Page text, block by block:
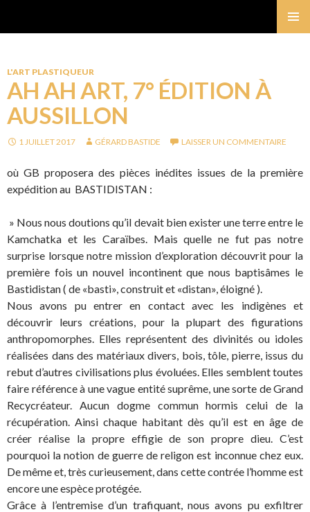
L'ART PLASTIQUEUR
AH AH ART, 7° ÉDITION À
AUSSILLON
1 JUILLET 2017 GÉRARD BASTIDE LAISSER UN COMMENTAIRE
où GB proposera des pièces inédites issues de la première
expédition au BASTIDISTAN :
» Nous nous doutions qu’il devait bien exister une terre entre le
Kamchatka et les Caraïbes. Mais quelle ne fut pas notre
surprise lorsque notre mission d’exploration découvrit pour la
première fois un nouvel incontinent que nous baptisâmes le
Bastidistan ( de «basti», construit et «distan», éloigné ).
Nous avons pu entrer en contact avec les indigènes et
découvrir leurs créations, pour la plupart des figurations
anthropomorphes. Elles représentent des divinités ou idoles
réalisées dans des matériaux divers, bois, tôle, pierre, issus du
rebut d’autres civilisations plus évoluées. Elles semblent toutes
faire référence à une vague entité suprême, une sorte de Grand
Recycréateur. Aucun dogme commun hormis celui de la
récupération. Ainsi chaque habitant dès qu’il est en âge de
créer réalise la propre effigie de son propre dieu. C’est
pourquoi la notion de guerre de religon est inconnue chez eux.
De même et, très curieusement, dans cette contrée l’homme est
encore une espèce protégée.
Grâce à l’entremise d’un trafiquant, nous avons pu exfiltrer